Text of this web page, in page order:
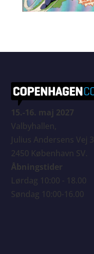
15.-16. maj 2027
Valbyhallen,
Julius Andersens Vej 3
2450 København SV.
Åbningstider
Lørdag 10:00 - 18.00
Søndag 10:00-16.00